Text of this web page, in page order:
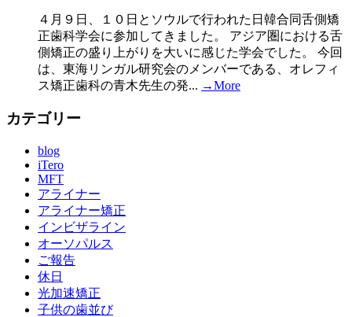
４月９日、１０日とソウルで行われた日韓合同舌側矯
正歯科学会に参加してきました。 アジア圏における舌
側矯正の盛り上がりを大いに感じた学会でした。 今回
は、東海リンガル研究会のメンバーである、オレフィ
ス矯正歯科の青木先生の発... →More
カテゴリー
blog
iTero
MFT
アライナー
アライナー矯正
インビザライン
オーソパルス
ご報告
休日
光加速矯正
子供の歯並び